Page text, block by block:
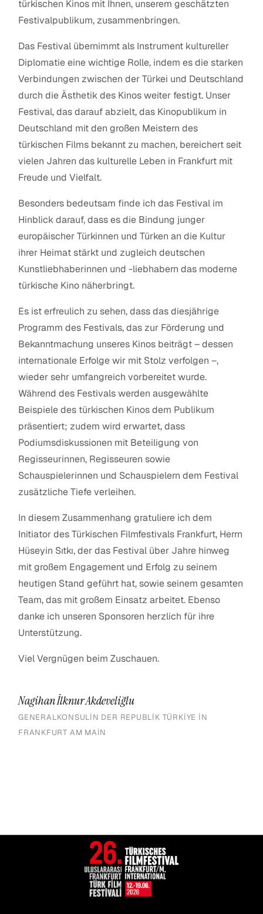
türkischen Kinos mit Ihnen, unserem geschätzten
Festivalpublikum, zusammenbringen.
Das Festival übernimmt als Instrument kultureller
Diplomatie eine wichtige Rolle, indem es die starken
Verbindungen zwischen der Türkei und Deutschland
durch die Ästhetik des Kinos weiter festigt. Unser
Festival, das darauf abzielt, das Kinopublikum in
Deutschland mit den großen Meistern des
türkischen Films bekannt zu machen, bereichert seit
vielen Jahren das kulturelle Leben in Frankfurt mit
Freude und Vielfalt.
Besonders bedeutsam finde ich das Festival im
Hinblick darauf, dass es die Bindung junger
europäischer Türkinnen und Türken an die Kultur
ihrer Heimat stärkt und zugleich deutschen
Kunstliebhaberinnen und -liebhabern das moderne
türkische Kino näherbringt.
Es ist erfreulich zu sehen, dass das diesjährige
Programm des Festivals, das zur Förderung und
Bekanntmachung unseres Kinos beiträgt – dessen
internationale Erfolge wir mit Stolz verfolgen –,
wieder sehr umfangreich vorbereitet wurde.
Während des Festivals werden ausgewählte
Beispiele des türkischen Kinos dem Publikum
präsentiert; zudem wird erwartet, dass
Podiumsdiskussionen mit Beteiligung von
Regisseurinnen, Regisseuren sowie
Schauspielerinnen und Schauspielern dem Festival
zusätzliche Tiefe verleihen.
In diesem Zusammenhang gratuliere ich dem
Initiator des Türkischen Filmfestivals Frankfurt, Herrn
Hüseyin Sıtkı, der das Festival über Jahre hinweg
mit großem Engagement und Erfolg zu seinem
heutigen Stand geführt hat, sowie seinem gesamten
Team, das mit großem Einsatz arbeitet. Ebenso
danke ich unseren Sponsoren herzlich für ihre
Unterstützung.
Viel Vergnügen beim Zuschauen.
Nagihan İlknur Akdeveliğlu
GENERALKONSULIN DER REPUBLIK TÜRKIYE IN
FRANKFURT AM MAIN